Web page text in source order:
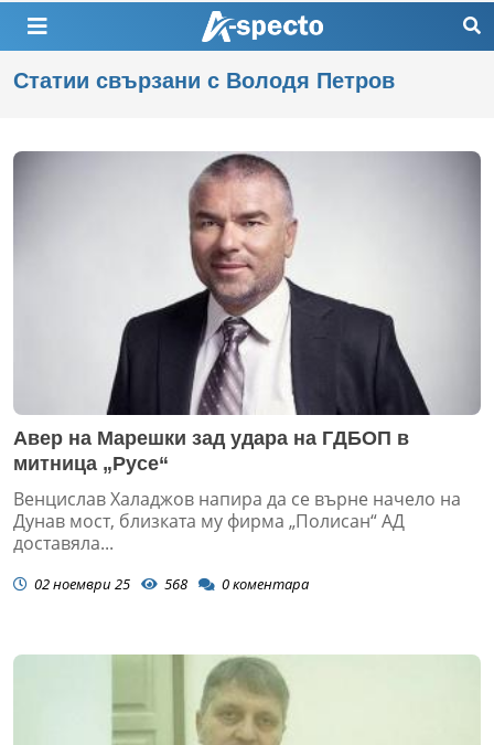
Статии свързани с Володя Петров
Авер на Марешки зад удара на ГДБОП в
митница „Русе“
Венцислав Халаджов напира да се върне начело на
Дунав мост, близката му фирма „Полисан“ АД
доставяла...
02 ноември 25 568 0коментара